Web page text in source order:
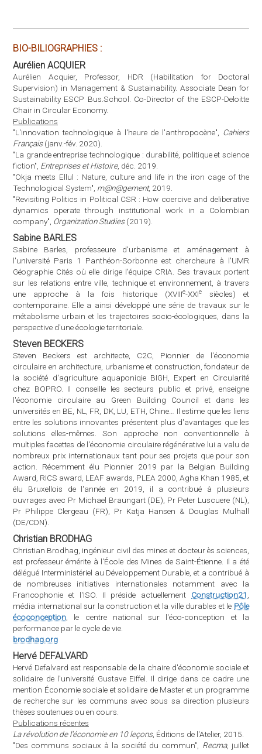
"Okja meets Ellul : Nature, culture and life in the iron cage of the
"Revisiting Politics in Political CSR : How coercive and deliberative
dynamics operate through institutional work in a Colombian
company", Organization Studies (2019).
Sabine BARLES
Sabine Barles, professeure d'urbanisme et aménagement à
l'université Paris 1 Panthéon-Sorbonne est chercheure à l'UMR
Géographie Cités où elle dirige l'équipe CRIA. Ses travaux portent
sur les relations entre ville, technique et environnement, à travers
une approche à la fois historique (XVIII
contemporaine. Elle a ainsi développé une série de travaux sur le
métabolisme urbain et les trajectoires socio-écologiques, dans la
perspective d'une écologie territoriale.
Steven BECKERS
Steven Beckers est architecte, C2C, Pionnier de l'économie
circulaire en architecture, urbanisme et construction, fondateur de
chez BOPRO. Il conseille les secteurs public et privé, enseigne
l'économie circulaire au Green Building Council et dans les
universités en BE, NL, FR, DK, LU, ETH, Chine… Il estime que les liens
entre les solutions innovantes présentent plus d'avantages que les
solutions elles-mêmes. Son approche non conventionnelle à
multiples facettes de l'économie circulaire régénérative lui a valu de
nombreux prix internationaux tant pour ses projets que pour son
action. Récemment élu Pionnier 2019 par la Belgian Building
Award, RICS award, LEAF awards, PLEA 2000, Agha Khan 1985, et
élu Bruxellois de l'année en 2019, il a contribué à plusieurs
ouvrages avec Pr Michael Braungart (DE), Pr Peter Luscuere (NL),
Pr Philippe Clergeau (FR), Pr Katja Hansen & Douglas Mulhall
(DE/CDN).
Christian BRODHAG
Christian Brodhag, ingénieur civil des mines et docteur ès sciences,
est professeur émérite à l'École des Mines de Saint-Étienne. Il a été
délégué Interministériel au Développement Durable, et a contribué à
de nombreuses initiatives internationales notamment avec la
Francophonie et l'ISO. Il préside actuellementConstruction21,
média international sur la construction et la ville durables et le Pôle
écoconception, le centre national sur l'éco-conception et la
performance par le cycle de vie.
brodhag.org
Hervé DEFALVARD
Hervé Defalvard est responsable de la chaire d'économie sociale et
mention Économie sociale et solidaire de Master et un programme
de recherche sur les communs avec sous sa direction plusieurs
thèses soutenues ou en cours.
Publications récentes
La révolution de l'économie en 10 leçons, Éditions de l'Atelier, 2015.
"Des communs sociaux à la société du commun",Recma, juillet
2017.
Territoires solidaires en commun. Les anti-actes d'un colloque inédit,
avec E. Bucolo et G. Fontaine (dir.), Colloque de Cerisy, Éditions de
l’Atelier, 2020.
La société du commun
Fannie DERENCHY
Fannie Derenchy est directrice économie circulaire du Groupe La
Poste. Elle pilote la stratégie, les ambitions et la gouvernance du
Groupe dans ce domaine, visant à transformer le fonctionnement
interne et à développer des offres pour faire advenir l'économie
circulaire. Elle apporte pour cela un appui aux filiales et aux
business units dans leurs développements et dans l'analyse de la
performance pour un impact positif. Elle est également